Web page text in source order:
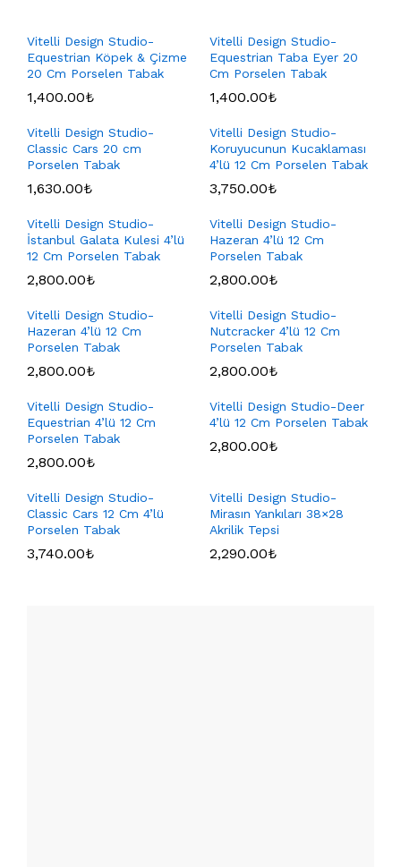
Vitelli Design Studio-
Equestrian Köpek & Çizme
20 Cm Porselen Tabak
1,400.00₺
Vitelli Design Studio-
Equestrian Taba Eyer 20
Cm Porselen Tabak
1,400.00₺
Vitelli Design Studio-
Classic Cars 20 cm
Porselen Tabak
1,630.00₺
Vitelli Design Studio-
Koruyucunun Kucaklaması
4’lü 12 Cm Porselen Tabak
3,750.00₺
Vitelli Design Studio-
İstanbul Galata Kulesi 4’lü
12 Cm Porselen Tabak
2,800.00₺
Vitelli Design Studio-
Hazeran 4’lü 12 Cm
Porselen Tabak
2,800.00₺
Vitelli Design Studio-
Hazeran 4’lü 12 Cm
Porselen Tabak
2,800.00₺
Vitelli Design Studio-
Nutcracker 4’lü 12 Cm
Porselen Tabak
2,800.00₺
Vitelli Design Studio-
Equestrian 4’lü 12 Cm
Porselen Tabak
2,800.00₺
Vitelli Design Studio-Deer
4’lü 12 Cm Porselen Tabak
2,800.00₺
Vitelli Design Studio-
Classic Cars 12 Cm 4’lü
Porselen Tabak
3,740.00₺
Vitelli Design Studio-
Mirasın Yankıları 38×28
Akrilik Tepsi
2,290.00₺